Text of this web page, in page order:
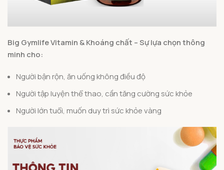
Big Gymlife Vitamin & Khoáng chất – Sự lựa chọn thông
minh cho:
Người bận rộn, ăn uống không điều độ
Người tập luyện thể thao, cần tăng cường sức khỏe
Người lớn tuổi, muốn duy trì sức khỏe vàng